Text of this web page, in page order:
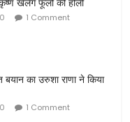
1 Comment
बयान का उरुशा राणा ने किया
1 Comment